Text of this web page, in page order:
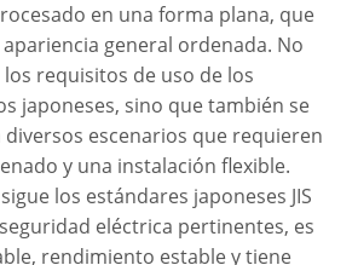
en una forma plana, que
general ordenada. No
requisitos de uso de los
japoneses, sino que también se
escenarios que requieren
y una instalación flexible.
los estándares japoneses JIS
eléctrica pertinentes, es
rendimiento estable y tiene